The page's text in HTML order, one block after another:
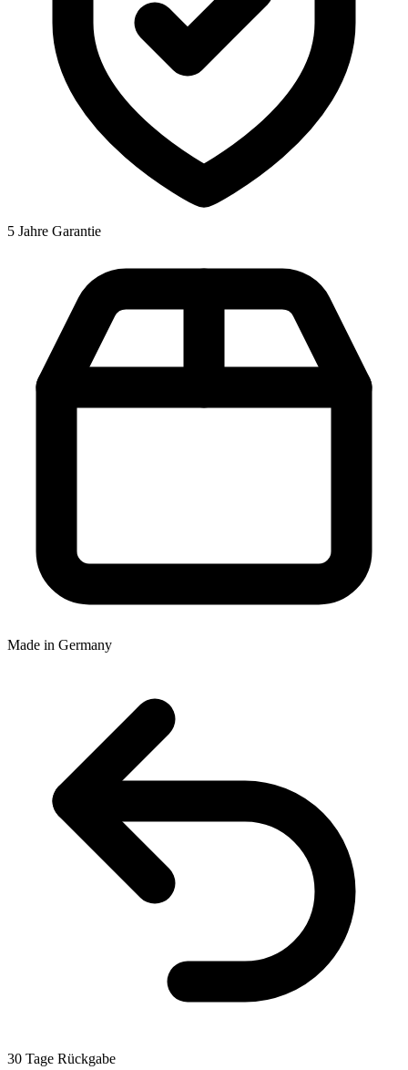
5 Jahre Garantie
Made in Germany
30 Tage Rückgabe